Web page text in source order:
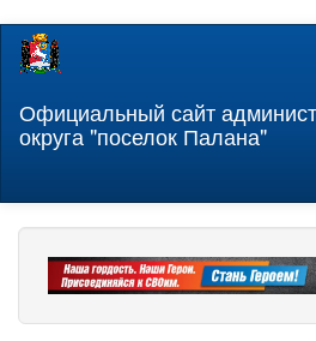
Перейти
содержанию
Официальный сайт
округа "поселок Палана"